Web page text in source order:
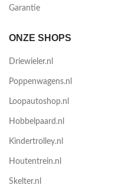
Garantie
ONZE SHOPS
Driewieler.nl
Poppenwagens.nl
Loopautoshop.nl
Hobbelpaard.nl
Kindertrolley.nl
Houtentrein.nl
Skelter.nl